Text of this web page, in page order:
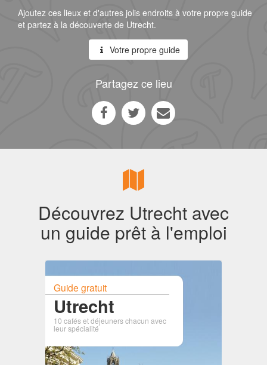
Ajoutez ces lieux et d'autres jolis endroits à votre propre guide
et partez à la découverte de Utrecht.
Votre propre guide
Partagez ce lieu
Découvrez Utrecht avec
un guide prêt à l'emploi
Guide gratuit
Utrecht
10 cafés et déjeuners chacun avec
leur spécialité